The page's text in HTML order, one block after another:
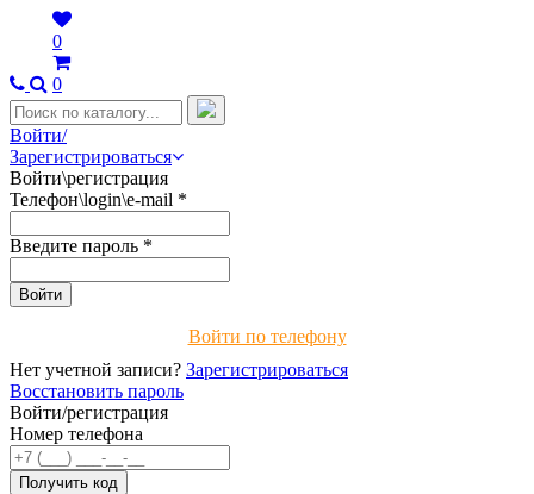
0
0
Войти/
Зарегистрироваться
Войти\регистрация
Телефон\login\e-mail *
Введите пароль *
Войти по телефону
Нет учетной записи? Зарегистрироваться
Восстановить пароль
Войти/регистрация
Номер телефона